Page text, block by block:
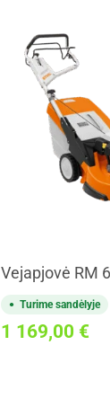
Vejapjovė RM
Turime sandėlyje
1 169,00 €